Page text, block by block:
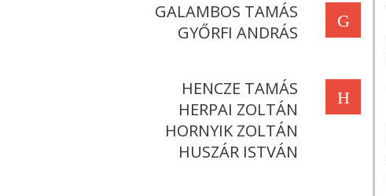
G
GALAMBOS TAMÁS
GYŐRFI ANDRÁS
H
HENCZE TAMÁS
HERPAI ZOLTÁN
HORNYIK ZOLTÁN
HUSZÁR ISTVÁN